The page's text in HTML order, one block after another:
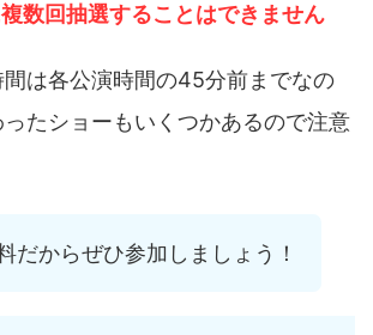
数回抽選することはできません
は各公演時間の45分前までなの
たショーもいくつかあるので注意
だからぜひ参加しましょう！